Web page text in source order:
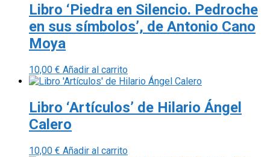
Libro ‘Piedra en Silencio. Pedroche
en sus símbolos’, de Antonio Cano
Moya
10,00 € Añadir al carrito
Libro ‘Artículos’ de Hilario Ángel
Calero
10,00 € Añadir al carrito